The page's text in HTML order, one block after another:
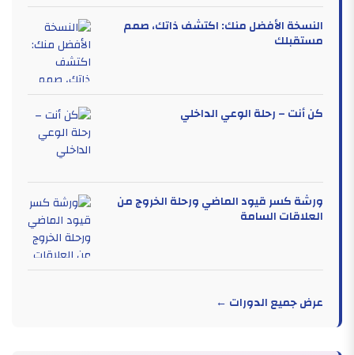
النسخة الأفضل منك: اكتشف ذاتك، صمم
مستقبلك
كن أنت – رحلة الوعي الداخلي
ورشة كسر قيود الماضي ورحلة الخروج من
العلاقات السامة
عرض جميع الدورات ←